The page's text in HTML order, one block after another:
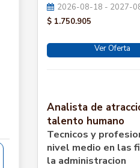
2026-08-18 - 2027-
$ 1.750.905
Ver Oferta
Analista de
talento humano
Tecnicos y
nivel medio en las
la administracion